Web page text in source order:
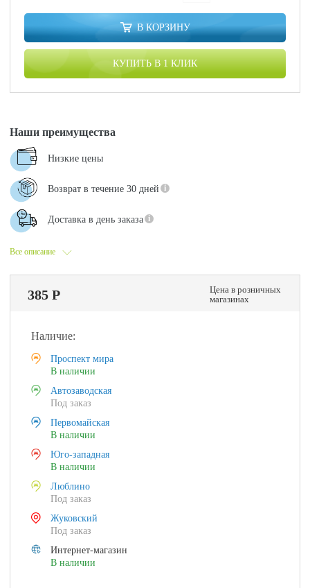
В КОРЗИНУ
КУПИТЬ В 1 КЛИК
Все описание
Наши преимущества
Низкие цены
Возврат в течение 30 дней
Доставка в день заказа
385 Р
Цена в розничных
магазинах
Наличие:
Проспект мира
В наличии
Автозаводская
Под заказ
Первомайская
В наличии
Юго-западная
В наличии
Люблино
Под заказ
Жуковский
Под заказ
Интернет-магазин
В наличии